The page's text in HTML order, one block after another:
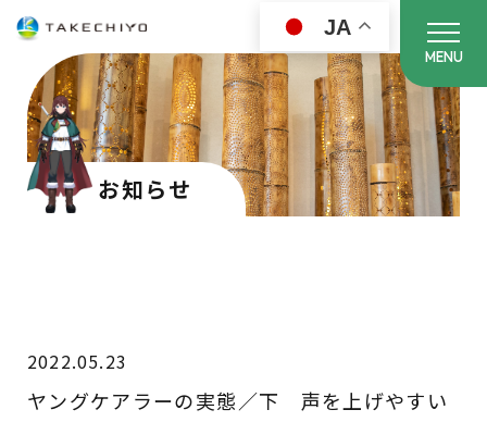
JA
MENU
お知らせ
2022.05.23
ヤングケアラーの実態／下 声を上げやすい